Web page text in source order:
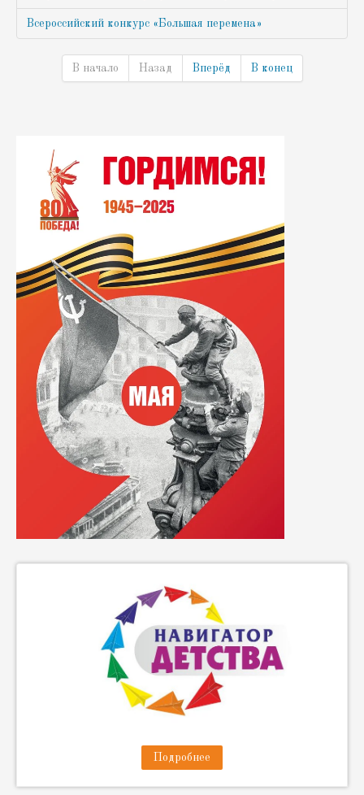
Всероссийский конкурс «Большая перемена»
В начало Назад Вперёд В конец
Подробнее